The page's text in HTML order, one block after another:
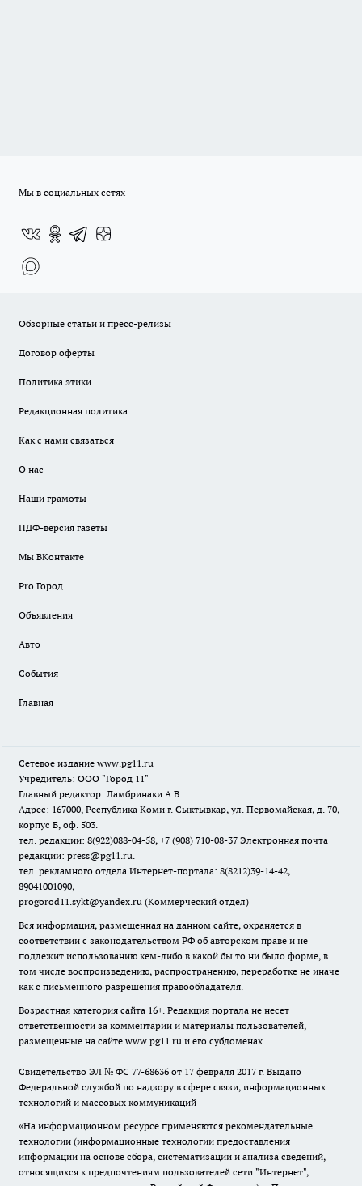
Мы в социальных сетях
Обзорные статьи и пресс-релизы
Договор оферты
Политика этики
Редакционная политика
Как с нами связаться
О нас
Наши грамоты
ПДФ-версия газеты
Мы ВКонтакте
Pro Город
Объявления
Авто
События
Главная
Сетевое издание www.pg11.ru
Учредитель: ООО "Город 11"
Главный редактор: Ламбринаки А.В.
Адрес: 167000, Республика Коми г. Сыктывкар, ул. Первомайская, д. 70,
корпус Б, оф. 503.
тел. редакции: 8(922)088-04-58, +7 (908) 710-08-37 Электронная почта
редакции: press@pg11.ru.
тел. рекламного отдела Интернет-портала: 8(8212)39-14-42,
89041001090,
progorod11.sykt@yandex.ru (Коммерческий отдел)
Вся информация, размещенная на данном сайте, охраняется в
соответствии с законодательством РФ об авторском праве и не
подлежит использованию кем-либо в какой бы то ни было форме, в
том числе воспроизведению, распространению, переработке не иначе
как с письменного разрешения правообладателя.
Возрастная категория сайта 16+. Редакция портала не несет
ответственности за комментарии и материалы пользователей,
размещенные на сайте www.pg11.ru и его субдоменах.
Свидетельство ЭЛ № ФС 77-68636 от 17 февраля 2017 г. Выдано
Федеральной службой по надзору в сфере связи, информационных
технологий и массовых коммуникаций
«На информационном ресурсе применяются рекомендательные
технологии (информационные технологии предоставления
информации на основе сбора, систематизации и анализа сведений,
относящихся к предпочтениям пользователей сети "Интернет",